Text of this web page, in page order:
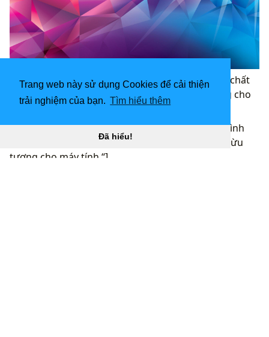
Trang web này sử dụng Cookies để cải thiện
trải nghiệm của bạn. Tìm hiểu thêm
Đã hiểu!
Hình nền trừu tượng 2560x1600 4K “](![Hình nền chất
lượng Full HD 1680x1050: Nghệ thuật trừu tượng cho
máy tính)
(https://wallpaperaccess.com/full/1160206.jpg)Hình
nền chất lượng Full HD 1680x1050: Nghệ thuật trừu
tượng cho máy tính “]